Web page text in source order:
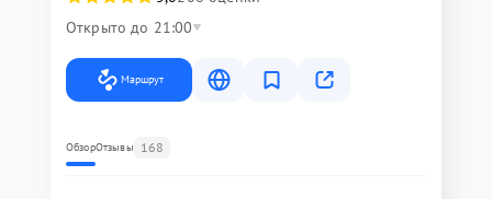
Открыто до 21:00
Маршрут
ОбзорОтзывы 168